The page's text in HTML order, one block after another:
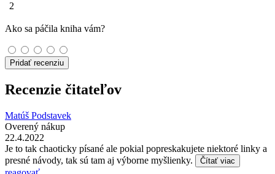
2
Ako sa páčila kniha vám?
Pridať recenziu
Recenzie čitateľov
Matúš Podstavek
Overený nákup
22.4.2022
Je to tak chaoticky písané ale pokial popreskakujete niektoré linky a
presné návody, tak sú tam aj výborne myšlienky.
Čítať viac